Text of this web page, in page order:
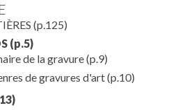
(p.125)
(p.5)
de la gravure(p.9)
de gravures d'art(p.10)